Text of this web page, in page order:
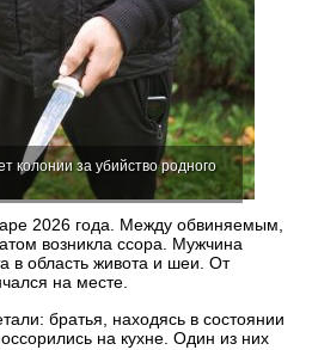
колонии за убийство родного
2026 года. Между обвиняемым,
возникла ссора. Мужчина
в область живота и шеи. От
на месте.
братья, находясь в состоянии
на кухне. Один из них